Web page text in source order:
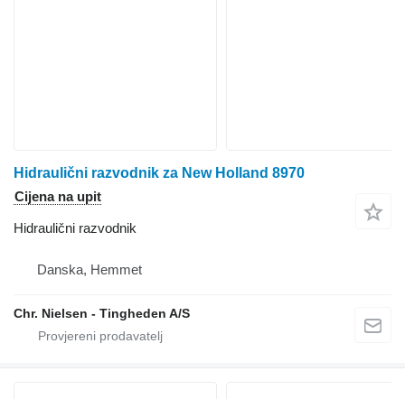
Hidraulični razvodnik za New Holland 8970
Cijena na upit
Hidraulični razvodnik
Danska, Hemmet
Chr. Nielsen - Tingheden A/S